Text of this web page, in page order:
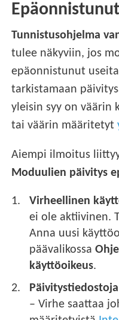
Tunnistusohjelma
tulee näkyviin, jos
epäonnistunut
tarkistamaan
yleisin syy on
tai väärin määritetyt
Aiempi ilmoitus
Moduulien päivitys
Virheellinen
ei ole aktiivinen.
Anna uusi
päävalikossa
käyttöoikeus.
– Virhe saattaa